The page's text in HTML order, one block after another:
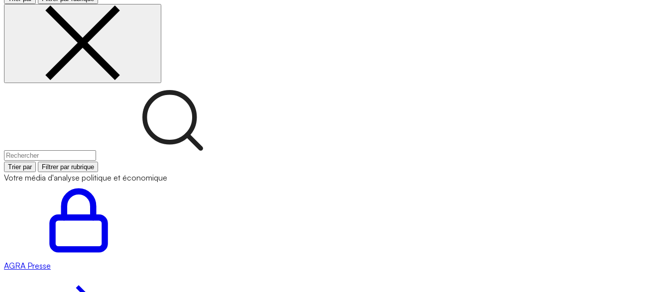
Trier par Filtrer par rubrique
Votre média d'analyse politique et économique
AGRA Presse